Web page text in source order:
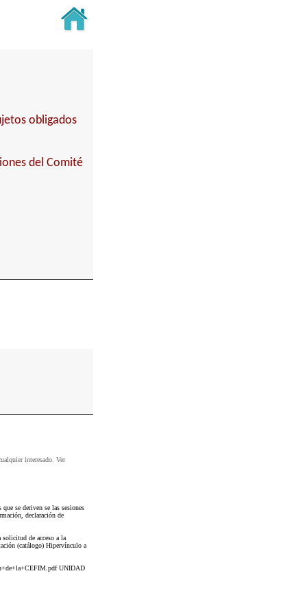
obligados
del Comité
interesado. Ver
se deriven se las sesiones
declaración de
de acceso a la
(catálogo) Hipervínculo a
UNIDAD